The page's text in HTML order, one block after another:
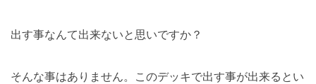
出す事なんて出来ないと思いですか？
そんな事はありません。このデッキで出す事が出来るとい